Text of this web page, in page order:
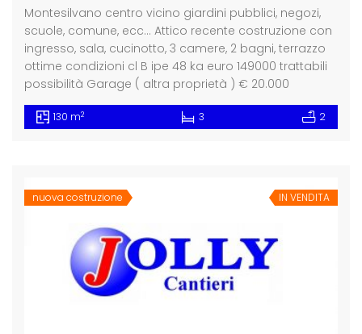
Montesilvano centro vicino giardini pubblici, negozi,
scuole, comune, ecc… Attico recente costruzione con
ingresso, sala, cucinotto, 3 camere, 2 bagni, terrazzo
ottime condizioni cl B ipe 48 ka euro 149000 trattabili
possibilità Garage ( altra proprietà ) € 20.000
130 m2 3 2
nuova costruzione IN VENDITA